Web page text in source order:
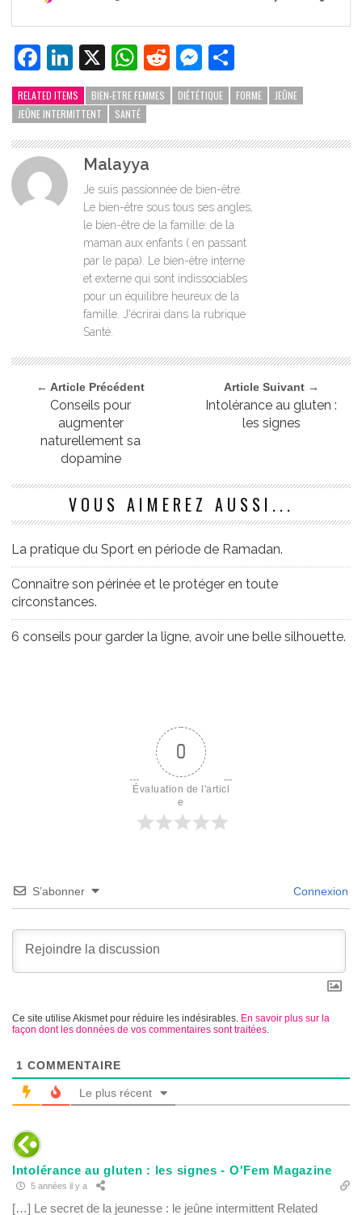
Facebook
LinkedIn
X WhatsApp
RedditMessenger
RELATED ITEMS BIEN-ETRE FEMMES DIÉTÉTIQUE FORME
JEÛNE
JEÛNE INTERMITTENT
SANTÉ
Malayya
Je suis passionnée de bien-être.
Le bien-être sous tous ses angles,
le bien-être de la famille: de la
maman aux enfants ( en passant
par le papa). Le bien-être interne
et externe qui sont indissociables
pour un équilibre heureux de la
famille. J'écrirai dans la rubrique
Santé.
← Article Précédent
Conseils pour
augmenter
naturellement sa
dopamine
Article Suivant →
Intolérance au gluten :
les signes
VOUS AIMEREZ AUSSI...
La pratique du Sport en période de Ramadan.
Connaître son périnée et le protéger en toute
circonstances.
6 conseils pour garder la ligne, avoir une belle silhouette.
0
Évaluation de l'articl
e
S’abonner Connexion
Ce site utilise Akismet pour réduire les indésirables. En savoir plus sur la
façon dont les données de vos commentaires sont traitées.
1 COMMENTAIRE
Le plus récent
Intolérance au gluten : les signes - O'Fem Magazine
5 années il y a
[…] Le secret de la jeunesse : le jeûne intermittent Related